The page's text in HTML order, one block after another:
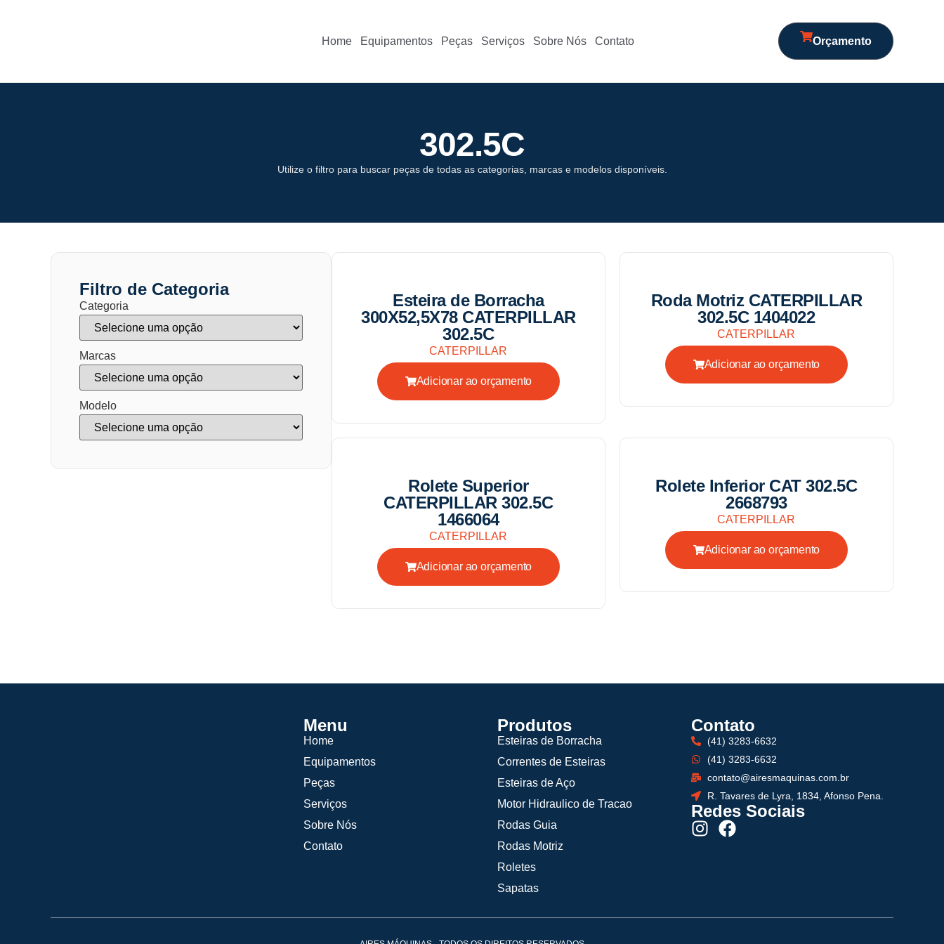
Home Equipamentos Peças Serviços Sobre Nós Contato Orçamento
302.5C
Utilize o filtro para buscar peças de todas as categorias, marcas e modelos disponíveis.
Filtro de Categoria
Categoria
Marcas
Modelo
Esteira de Borracha
300X52,5X78 CATERPILLAR
302.5C
CATERPILLAR
Adicionar ao orçamento
Roda Motriz CATERPILLAR
302.5C 1404022
CATERPILLAR
Adicionar ao orçamento
Rolete Superior
CATERPILLAR 302.5C
1466064
CATERPILLAR
Adicionar ao orçamento
Rolete Inferior CAT 302.5C
2668793
CATERPILLAR
Adicionar ao orçamento
Menu
Home
Equipamentos
Peças
Serviços
Sobre Nós
Contato
Produtos
Esteiras de Borracha
Correntes de Esteiras
Esteiras de Aço
Motor Hidraulico de Tracao
Rodas Guia
Rodas Motriz
Roletes
Sapatas
Contato
(41) 3283-6632
(41) 3283-6632
contato@airesmaquinas.com.br
R. Tavares de Lyra, 1834, Afonso Pena.
Redes Sociais